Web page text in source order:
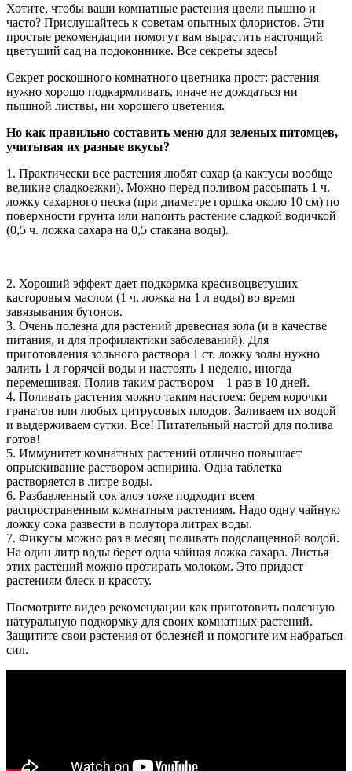
Хотите, чтобы ваши комнатные растения цвели пышно и
часто? Прислушайтесь к советам опытных флористов. Эти
простые рекомендации помогут вам вырастить настоящий
цветущий сад на подоконнике. Все секреты здесь!
Секрет роскошного комнатного цветника прост: растения
нужно хорошо подкармливать, иначе не дождаться ни
пышной листвы, ни хорошего цветения.
Но как правильно составить меню для зеленых питомцев,
учитывая их разные вкусы?
1. Практически все растения любят сахар (а кактусы вообще
великие сладкоежки). Можно перед поливом рассыпать 1 ч.
ложку сахарного песка (при диаметре горшка около 10 см) по
поверхности грунта или напоить растение сладкой водичкой
(0,5 ч. ложка сахара на 0,5 стакана воды).
2. Хороший эффект дает подкормка красивоцветущих
касторовым маслом (1 ч. ложка на 1 л воды) во время
завязывания бутонов.
3. Очень полезна для растений древесная зола (и в качестве
питания, и для профилактики заболеваний). Для
приготовления зольного раствора 1 ст. ложку золы нужно
залить 1 л горячей воды и настоять 1 неделю, иногда
перемешивая. Полив таким раствором – 1 раз в 10 дней.
4. Поливать растения можно таким настоем: берем корочки
гранатов или любых цитрусовых плодов. Заливаем их водой
и выдерживаем сутки. Все! Питательный настой для полива
готов!
5. Иммунитет комнатных растений отлично повышает
опрыскивание раствором аспирина. Одна таблетка
растворяется в литре воды.
6. Разбавленный сок алоэ тоже подходит всем
распространенным комнатным растениям. Надо одну чайную
ложку сока развести в полутора литрах воды.
7. Фикусы можно раз в месяц поливать подслащенной водой.
На один литр воды берет одна чайная ложка сахара. Листья
этих растений можно протирать молоком. Это придаст
растениям блеск и красоту.
Посмотрите видео рекомендации как приготовить полезную
натуральную подкормку для своих комнатных растений.
Защитите свои растения от болезней и помогите им набраться
сил.